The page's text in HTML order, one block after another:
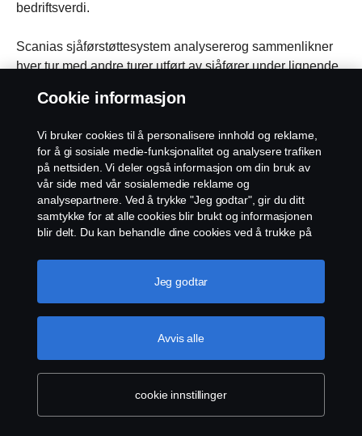
bedriftsverdi.
Scanias sjåførstøttesystem analysererog sammenlikner
hver tur med andre turer utført av sjåfører under lignende
parametere som tomgang, utrulling og forventning. Dette
kan forbedre seg via appen for flåteadministrasjon og i
nettportalen. Oppfølging og tilbakemeldinger er viktig for
å identifisere og oppnå potensielle
kjøremønsterforbedringer - Alt fra senking av
drivstofforbruk, reduksjon av slitasje og
vedlikeholdsbehov, og hele veien til automatisering av
tidkrevende administrativt arbeid. Uansett om flåten din
består av ulike merker eller kun Scania-kjøretøy. Kort
fortalt fokuserer vi på dataene, slik at du kan fokusere på
driften av virksomheten din.
Cookie informasjon
Vi bruker cookies til å personalisere innhold og reklame,
for å gi sosiale medie-funksjonalitet og analysere trafiken
på nettsiden. Vi deler også informasjon om din bruk av
vår side med vår sosialemedie reklame og
analysepartnere. Ved å trykke "Jeg godtar", gir du ditt
samtykke for at alle cookies blir brukt og informasjonen
blir delt. Du kan behandle dine cookies ved å trukke på
en mer detaljert forklaring hvordan vi bruker cookies,
vennligst besøk vår cookies-erklæring, som du finner ved
cookie innstillinger
Avvis alle
Jeg godtar